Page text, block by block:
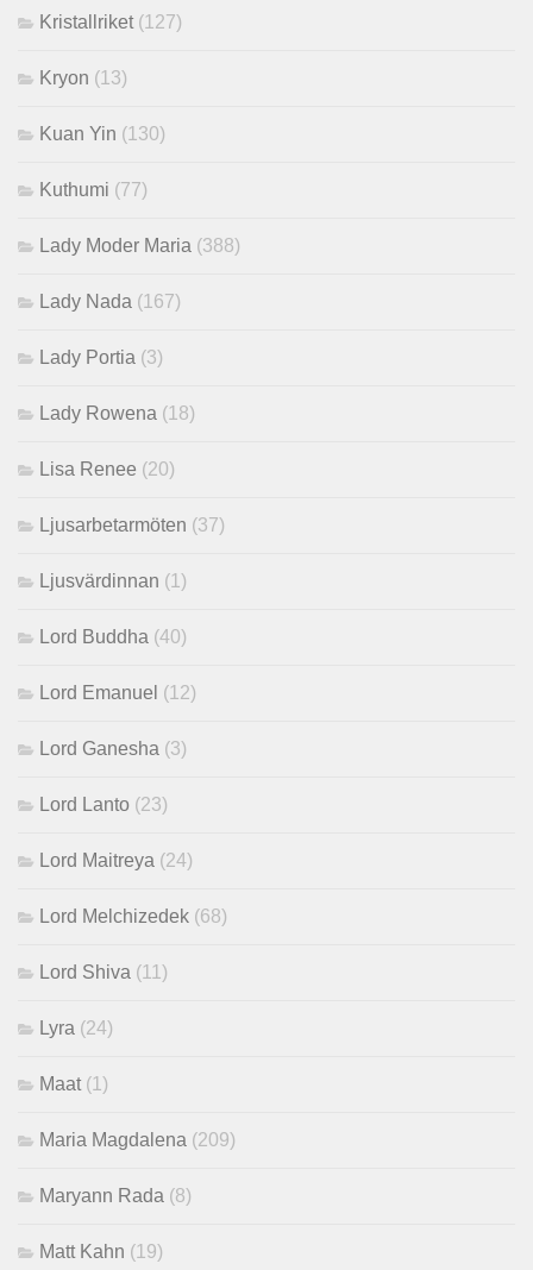
Kristallriket (127)
Kryon (13)
Kuan Yin (130)
Kuthumi (77)
Lady Moder Maria (388)
Lady Nada (167)
Lady Portia (3)
Lady Rowena (18)
Lisa Renee (20)
Ljusarbetarmöten (37)
Ljusvärdinnan (1)
Lord Buddha (40)
Lord Emanuel (12)
Lord Ganesha (3)
Lord Lanto (23)
Lord Maitreya (24)
Lord Melchizedek (68)
Lord Shiva (11)
Lyra (24)
Maat (1)
Maria Magdalena (209)
Maryann Rada (8)
Matt Kahn (19)